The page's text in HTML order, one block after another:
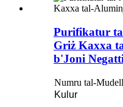
Purifikatur
Griż Kaxxa
b'Joni
Numru tal-Mudell
Kulur